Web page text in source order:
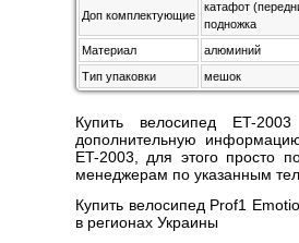
Доп комплектующие
катафот
подножка
Материал
алюминий
Тип упаковки
мешок
Купить велосипед ET-
дополнительную
ET-2003, для этого просто
менеджерам по указанным
Купить велосипед Prof1
в регионах Украины